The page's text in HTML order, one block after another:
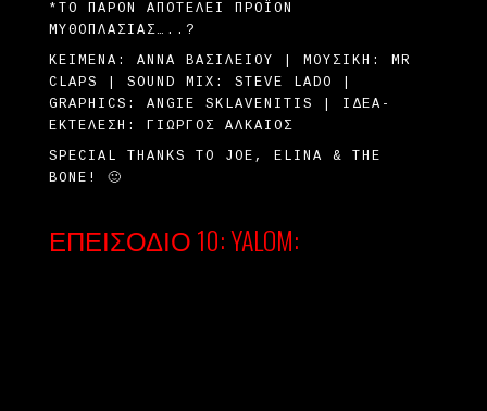
*ΤΟ ΠΑΡΌΝ ΑΠΟΤΕΛΕΊ ΠΡΟΪΌΝ
ΜΥΘΟΠΛΑΣΊΑΣ…..?
ΚΕΊΜΕΝΑ: ΆΝΝΑ ΒΑΣΙΛΕΊΟΥ | ΜΟΥΣΙΚΉ: MR
CLAPS | SOUND MIX: STEVE LADO |
GRAPHICS: ANGIE SKLAVENITIS | ΙΔΈΑ-
ΕΚΤΈΛΕΣΗ: ΓΙΏΡΓΟΣ ΑΛΚΑΊΟΣ
SPECIAL THANKS TO JOE, ELINA & THE
BONE! 🙂
ΕΠΕΙΣΌΔΙΟ 10: YALOM: